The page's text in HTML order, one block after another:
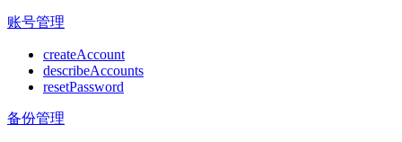
账号管理
createAccount
describeAccounts
resetPassword
备份管理